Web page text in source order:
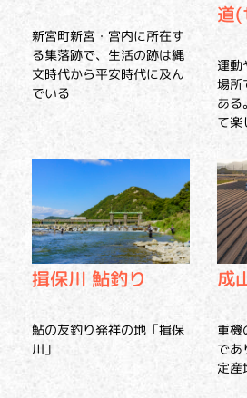
新宮町新宮・宮内に所在す
る集落跡で、生活の跡は縄
文時代から平安時代に及ん
でいる
道
運動
場所
ある
て楽
揖保川 鮎釣り
鮎の友釣り発祥の地「揖保
川」
成
重機
であ
定産